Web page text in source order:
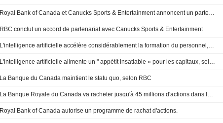
Royal Bank of Canada et Canucks Sports & Entertainment annoncent un partenariat pluriannuel ; le logo de Royal Bank of Canada figurera sur les maillots domicile des Vancouver Canucks
RBC conclut un accord de partenariat avec Canucks Sports & Entertainment
L'intelligence artificielle accélère considérablement la formation du personnel, selon Dave McKay (RBC)
L'intelligence artificielle alimente un " appétit insatiable » pour les capitaux, selon David McKay (RBC)
La Banque du Canada maintient le statu quo, selon RBC
La Banque Royale du Canada va racheter jusqu'à 45 millions d'actions dans le cadre d'une offre de rachat dans le cours normal des activités
Royal Bank of Canada autorise un programme de rachat d'actions.